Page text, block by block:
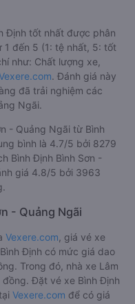
Định tốt nhất được phân
đến 5 (1: tệ nhất, 5: tốt
như: Chất lượng xe,
. Đánh giá này
đã trải nghiệm các
Ngãi.
- Quảng Ngãi từ Bình
bình là 4.7/5 bởi 8279
Bình Định Bình Sơn -
giá 4.8/5 bởi 3963
- Quảng Ngãi
Vexere.com , giá vé xe
Định có mức giá dao
Trong đó, nhà xe Lâm
Đặt vé xe Bình Định
Vexere.com để có giá